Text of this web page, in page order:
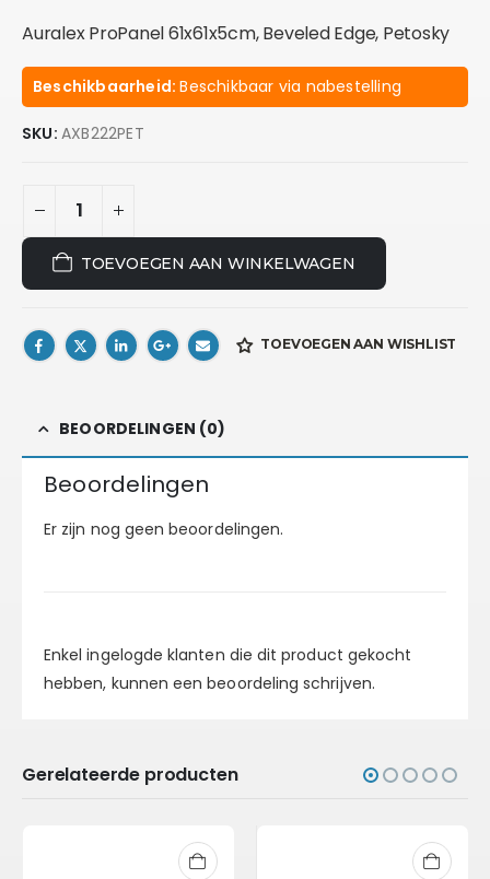
Auralex ProPanel 61x61x5cm, Beveled Edge, Petosky
Beschikbaarheid:Beschikbaar via nabestelling
SKU: AXB222PET
TOEVOEGEN AAN WINKELWAGEN
TOEVOEGEN AAN WISHLIST
BEOORDELINGEN (0)
Beoordelingen
Er zijn nog geen beoordelingen.
Enkel ingelogde klanten die dit product gekocht
hebben, kunnen een beoordeling schrijven.
Gerelateerde producten